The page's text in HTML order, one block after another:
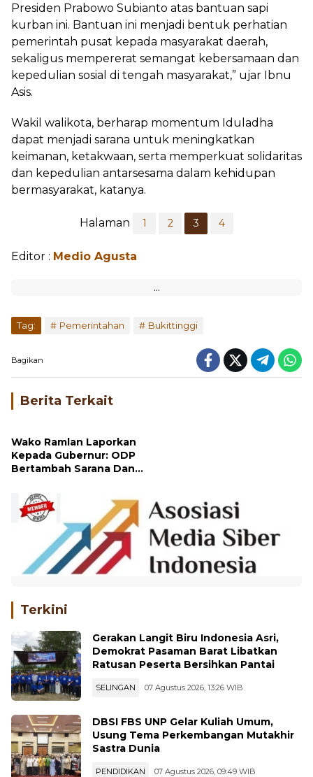
Presiden Prabowo Subianto atas bantuan sapi
kurban ini. Bantuan ini menjadi bentuk perhatian
pemerintah pusat kepada masyarakat daerah,
sekaligus mempererat semangat kebersamaan dan
kepedulian sosial di tengah masyarakat,” ujar Ibnu
Asis.
Wakil walikota, berharap momentum Iduladha
dapat menjadi sarana untuk meningkatkan
keimanan, ketakwaan, serta memperkuat solidaritas
dan kepedulian antarsesama dalam kehidupan
bermasyarakat, katanya.
Halaman 1 2 3 4
Editor : Medio Agusta
Kepada Gubernur: ODP
Bertambah Sarana Dan
Prasarana Kurang
Demokrat Pasaman Barat Libatkan
Ratusan Peserta Bersihkan Pantai
SELINGAN 07 Agustus 2026, 13:26 WIB
Usung Tema Perkembangan Mutakhir
Sastra Dunia
PENDIDIKAN 07 Agustus 2026, 09:49 WIB